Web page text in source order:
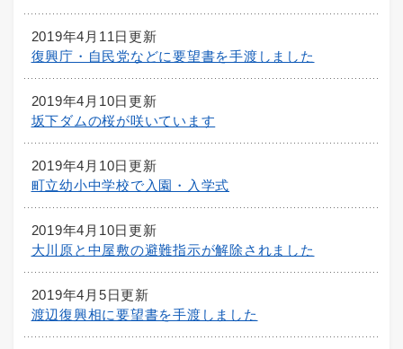
2019年4月11日更新
復興庁・自民党などに要望書を手渡しました
2019年4月10日更新
坂下ダムの桜が咲いています
2019年4月10日更新
町立幼小中学校で入園・入学式
2019年4月10日更新
大川原と中屋敷の避難指示が解除されました
2019年4月5日更新
渡辺復興相に要望書を手渡しました